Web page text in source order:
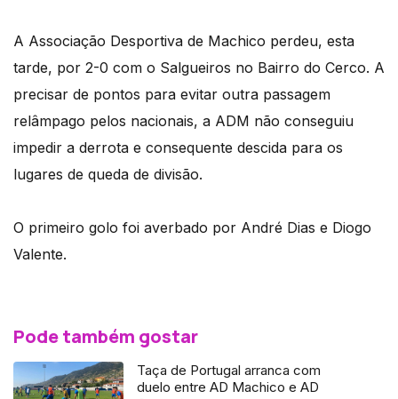
A Associação Desportiva de Machico perdeu, esta
tarde, por 2-0 com o Salgueiros no Bairro do Cerco. A
precisar de pontos para evitar outra passagem
relâmpago pelos nacionais, a ADM não conseguiu
impedir a derrota e consequente descida para os
lugares de queda de divisão.
O primeiro golo foi averbado por André Dias e Diogo
Valente.
Pode também gostar
Taça de Portugal arranca com
duelo entre AD Machico e AD